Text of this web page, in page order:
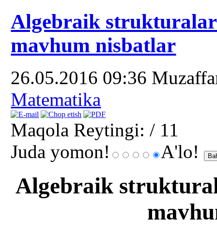
Algebraik
mavhum nisbatlar
26.05.2016 09:36
Matematika
Maqola Reytingi: / 11
Juda yomon!
A'lo!
Algebraik